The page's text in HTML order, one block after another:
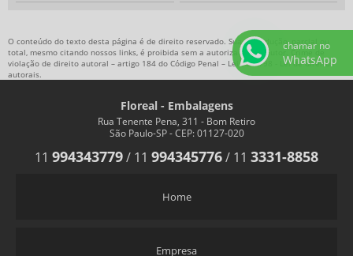
O conteúdo do texto desta página é de direito reservado. Sua reprodução, parcial ou
total, mesmo citando nossos links, é proibida sem a autorização do autor. Crime de
violação de direito autoral – artigo 184 do Código Penal – Lei 9610/98 - Lei de direitos
autorais.
Floreal - Embalagens
Rua Tenente Pena, 311 - Bom Retiro
São Paulo-SP - CEP: 01127-020
11 994343779/ 11 994345776/ 11 3331-8858
Home
Empresa
chamar no
WhatsApp